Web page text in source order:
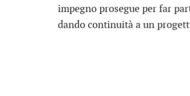
impegno prosegue per far
dando continuità a un